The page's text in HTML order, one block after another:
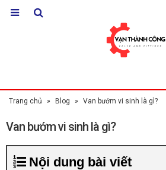
Trang chủ » Blog » Van bướm vi sinh là gì?
Van bướm vi sinh là gì?
Nội dung bài viết